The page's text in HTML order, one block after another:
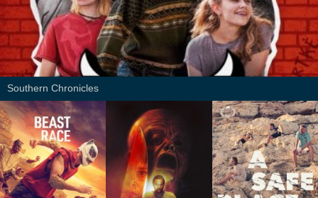
Southern Chronicles